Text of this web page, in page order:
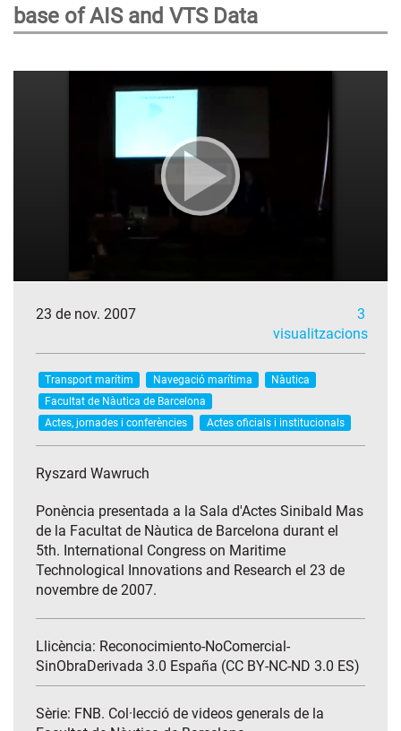
base of AIS and VTS Data
23 de nov. 2007
3
visualitzacions
Transport marítim Navegació marítima
Nàutica
Facultat de Nàutica de Barcelona
Actes, jornades i conferències
Actes oficials i institucionals
Ryszard Wawruch
Ponència presentada a la Sala d'Actes Sinibald Mas
de la Facultat de Nàutica de Barcelona durant el
5th. International Congress on Maritime
Technological Innovations and Research el 23 de
novembre de 2007.
Llicència: Reconocimiento-NoComercial-
SinObraDerivada 3.0 España (CC BY-NC-ND 3.0 ES)
Sèrie: FNB. Col·lecció de videos generals de la